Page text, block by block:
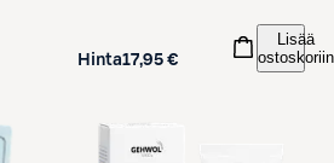
Hinta17,95 €
Lisää
ostoskoriin